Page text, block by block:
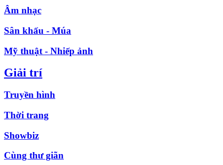
Âm nhạc
Sân khấu - Múa
Mỹ thuật - Nhiếp ảnh
Giải trí
Truyền hình
Thời trang
Showbiz
Cùng thư giãn